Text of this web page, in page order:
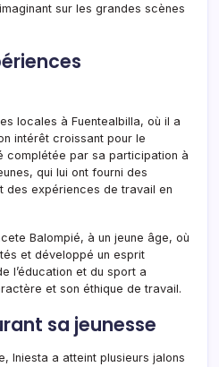
sur les grandes scènes
locales à Fuentealbilla, où il a
intérêt croissant pour le
complétée par sa participation à
qui lui ont fourni des
des expériences de travail en
Balompié, à un jeune âge, où
et développé un esprit
l’éducation et du sport a
et son éthique de travail.
sa jeunesse
Iniesta a atteint plusieurs jalons